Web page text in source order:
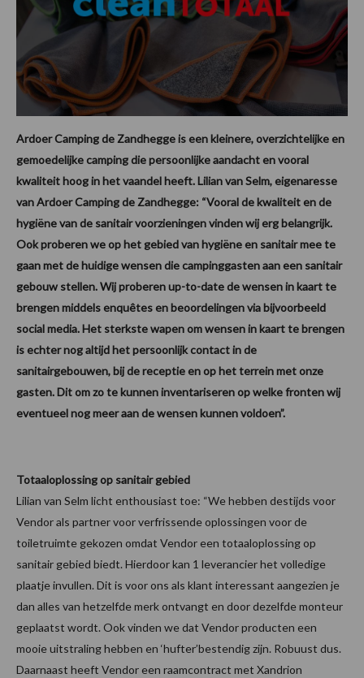
Ardoer Camping de Zandhegge is een kleinere, overzichtelijke en
gemoedelijke camping die persoonlijke aandacht en vooral
kwaliteit hoog in het vaandel heeft. Lilian van Selm, eigenaresse
van Ardoer Camping de Zandhegge: “Vooral de kwaliteit en de
hygiëne van de sanitair voorzieningen vinden wij erg belangrijk.
Ook proberen we op het gebied van hygiëne en sanitair mee te
gaan met de huidige wensen die campinggasten aan een sanitair
gebouw stellen. Wij proberen up-to-date de wensen in kaart te
brengen middels enquêtes en beoordelingen via bijvoorbeeld
social media. Het sterkste wapen om wensen in kaart te brengen
is echter nog altijd het persoonlijk contact in de
sanitairgebouwen, bij de receptie en op het terrein met onze
gasten. Dit om zo te kunnen inventariseren op welke fronten wij
eventueel nog meer aan de wensen kunnen voldoen”.
Totaaloplossing op sanitair gebied
Lilian van Selm licht enthousiast toe: “We hebben destijds voor
Vendor als partner voor verfrissende oplossingen voor de
toiletruimte gekozen omdat Vendor een totaaloplossing op
sanitair gebied biedt. Hierdoor kan 1 leverancier het volledige
plaatje invullen. Dit is voor ons als klant interessant aangezien je
dan alles van hetzelfde merk ontvangt en door dezelfde monteur
geplaatst wordt. Ook vinden we dat Vendor producten een
mooie uitstraling hebben en ‘hufter’bestendig zijn. Robuust dus.
Daarnaast heeft Vendor een raamcontract met Xandrion